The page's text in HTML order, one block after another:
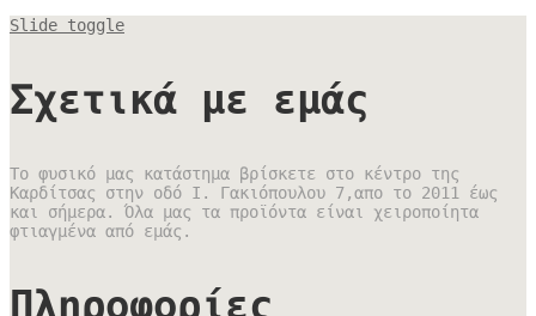
Slide toggle
Σχετικά με εμάς
Το φυσικό μας κατάστημα βρίσκετε στο κέντρο της
Καρδίτσας στην οδό Ι. Γακιόπουλου 7,απο το 2011 έως
και σήμερα. Όλα μας τα προϊόντα είναι χειροποίητα
φτιαγμένα από εμάς.
Πληροφορίες